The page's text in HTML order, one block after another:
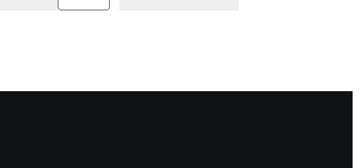
Standard